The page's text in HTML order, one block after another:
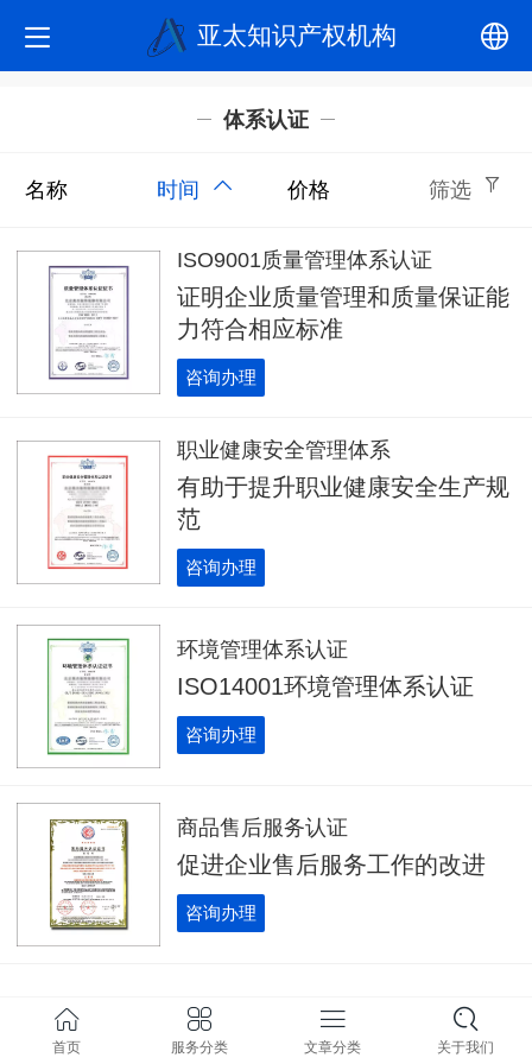
亚太知识产权机构
体系认证
名称 时间 价格 筛选
ISO9001质量管理体系认证
证明企业质量管理和质量保证能
力符合相应标准
咨询办理
职业健康安全管理体系
有助于提升职业健康安全生产规
范
咨询办理
环境管理体系认证
ISO14001环境管理体系认证
咨询办理
商品售后服务认证
促进企业售后服务工作的改进
咨询办理
首页 服务分类 文章分类 关于我们